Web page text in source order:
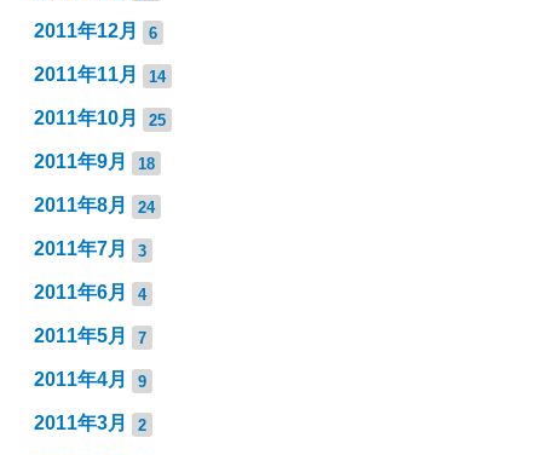
2011年12月 6
2011年11月 14
2011年10月 25
2011年9月 18
2011年8月 24
2011年7月 3
2011年6月 4
2011年5月 7
2011年4月 9
2011年3月 2